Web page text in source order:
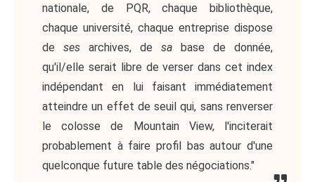
nationale, de PQR, chaque bibliothèque,
chaque université, chaque entreprise dispose
de ses archives, de sa base de donnée,
qu'il/elle serait libre de verser dans cet index
indépendant en lui faisant immédiatement
atteindre un effet de seuil qui, sans renverser
le colosse de Mountain View, l'inciterait
probablement à faire profil bas autour d'une
quelconque future table des négociations."